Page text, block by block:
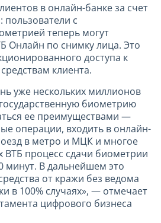
в онлайн-банке за счет
с
теперь могут
Онлайн по снимку лица. Это
доступа к
клиента.
уже нескольких миллионов
биометрию
ее преимуществами —
операции, входить в онлайн-
в метро и МЦК и многое
ВТБ процесс сдачи биометрии
минут. В дальнейшем это
от кражи без ведома
в 100% случаях», — отмечает
цифрового бизнеса